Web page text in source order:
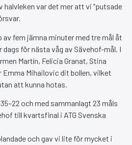
halvleken var det mer att vi “putsade
fem jämna minuter med tre mål åt
dags för nästa våg av Sävehof-mål. I
Martín, Felicia Granat, Stina
Mihailovic dit bollen, vilket
att kunna hotas.
och med sammanlagt 23 måls
till kvartsfinal i ATG Svenska
och gav vi lite för mycket i